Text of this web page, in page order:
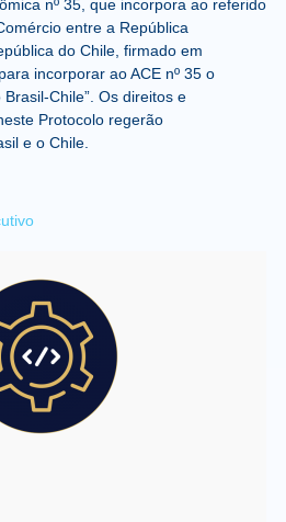
nº 35, que incorpora ao referido
entre a República
do Chile, firmado em
incorporar ao ACE nº 35 o
Chile”. Os direitos e
Protocolo regerão
e o Chile.